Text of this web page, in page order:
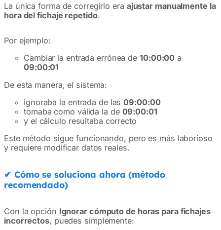
La única forma de corregirlo era ajustar manualmente la
hora del fichaje repetido.
Por ejemplo:
Cambiar la entrada errónea de 10:00:00 a
09:00:01
De esta manera, el sistema:
ignoraba la entrada de las09:00:00
tomaba como válida la de 09:00:01
y el cálculo resultaba correcto
Este método sigue funcionando, pero es más laborioso
y requiere modificar datos reales.
✔ Cómo se soluciona ahora (método
recomendado)
Con la opción Ignorar cómputo de horas para fichajes
incorrectos, puedes simplemente: